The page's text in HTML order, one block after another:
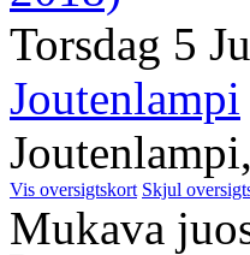
Torsdag 5
Joutenlampi
Vis oversigtskort Skjul
Mukava